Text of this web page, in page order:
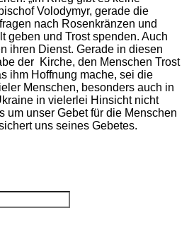
Volodymyr, gerade die
nach Rosenkränzen und
geben und Trost spenden. Auch
ihren Dienst. Gerade in diesen
der Kirche, den Menschen Trost
ihm Hoffnung mache, sei die
Menschen, besonders auch in
in vielerlei Hinsicht nicht
um unser Gebet für die Menschen
uns seines Gebetes.